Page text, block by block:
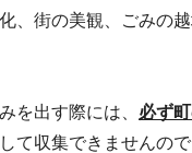
、街の美観、ごみの
を出す際には、 必ず
て収集できませんので